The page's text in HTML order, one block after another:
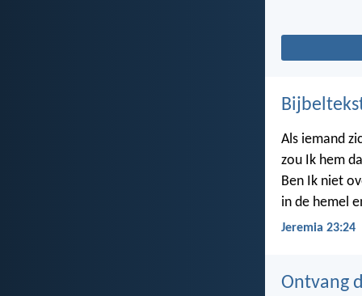
Als iemand
zou Ik hem
Ben Ik niet
in de hemel
Jeremia 23:24
Ontvang